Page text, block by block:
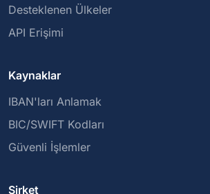
Desteklenen Ülkeler
API Erişimi
Kaynaklar
IBAN'ları Anlamak
BIC/SWIFT Kodları
Güvenli İşlemler
Şirket